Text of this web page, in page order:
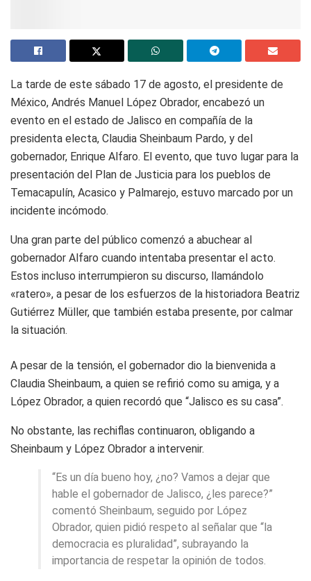
La tarde de este sábado 17 de agosto, el presidente de
México, Andrés Manuel López Obrador, encabezó un
evento en el estado de Jalisco en compañía de la
presidenta electa, Claudia Sheinbaum Pardo, y del
gobernador, Enrique Alfaro. El evento, que tuvo lugar para la
presentación del Plan de Justicia para los pueblos de
Temacapulín, Acasico y Palmarejo, estuvo marcado por un
incidente incómodo.
Una gran parte del público comenzó a abuchear al
gobernador Alfaro cuando intentaba presentar el acto.
Estos incluso interrumpieron su discurso, llamándolo
«ratero», a pesar de los esfuerzos de la historiadora Beatriz
Gutiérrez Müller, que también estaba presente, por calmar
la situación.
A pesar de la tensión, el gobernador dio la bienvenida a
Claudia Sheinbaum, a quien se refirió como su amiga, y a
López Obrador, a quien recordó que “Jalisco es su casa”.
No obstante, las rechiflas continuaron, obligando a
Sheinbaum y López Obrador a intervenir.
“Es un día bueno hoy, ¿no? Vamos a dejar que
hable el gobernador de Jalisco, ¿les parece?”
comentó Sheinbaum, seguido por López
Obrador, quien pidió respeto al señalar que “la
democracia es pluralidad”, subrayando la
importancia de respetar la opinión de todos.